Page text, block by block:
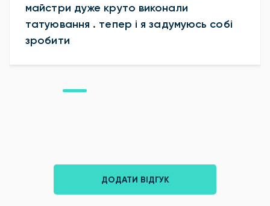
майстри дуже круто виконали
татуювання . тепер і я задумуюсь собі
зробити
ДОДАТИ ВІДГУК